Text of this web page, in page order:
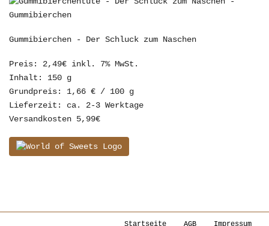
Gummibierchen - Der Schluck zum Naschen
Preis: 2,49€ inkl. 7% MwSt.
Inhalt: 150 g
Grundpreis: 1,66 € / 100 g
Lieferzeit: ca. 2-3 Werktage
Versandkosten 5,99€